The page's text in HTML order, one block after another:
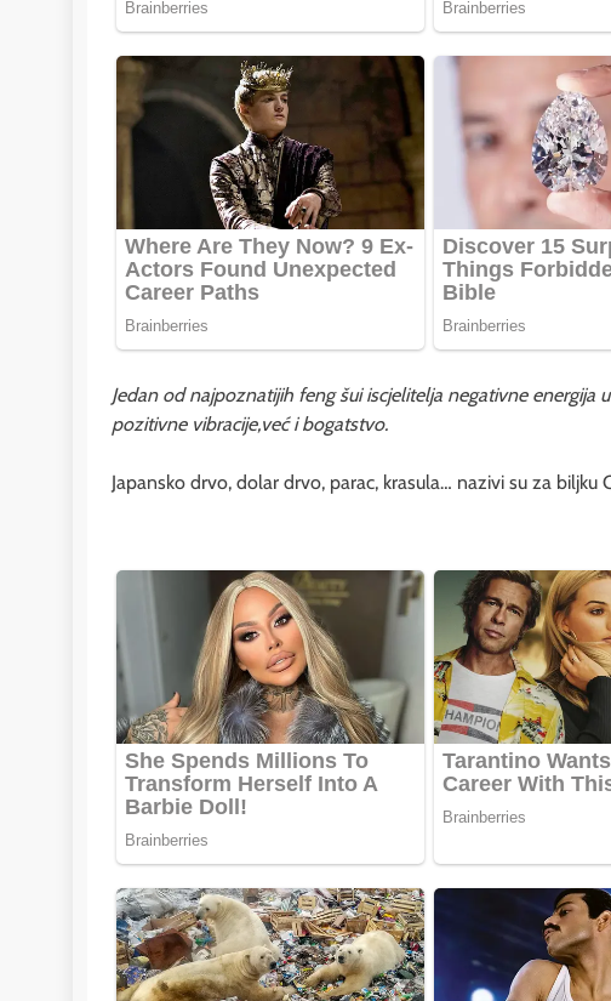
Jedan od najpoznatijih feng šui iscjelitelja negativne
pozitivne vibracije,već i bogatstvo.
Japansko drvo, dolar drvo, parac, krasula… nazivi su za biljku